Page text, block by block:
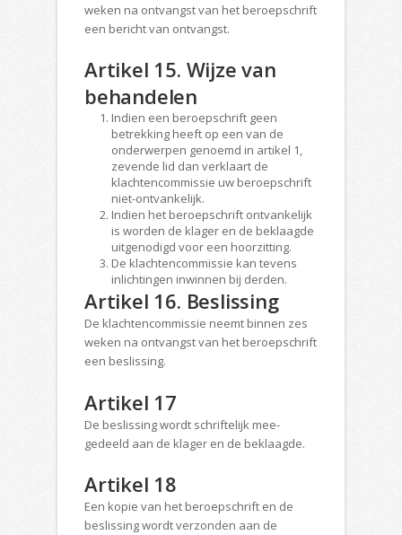
weken na ontvangst van het beroepschrift
een bericht van ontvangst.
Artikel 15. Wijze van
behandelen
Indien een beroepschrift geen
betrekking heeft op een van de
onderwerpen genoemd in artikel 1,
zevende lid dan verklaart de
klachtencommissie uw beroepschrift
niet-ontvankelijk.
Indien het beroepschrift ontvankelijk
is worden de klager en de beklaagde
uitgenodigd voor een hoorzitting.
De klachtencommissie kan tevens
inlichtingen inwinnen bij derden.
Artikel 16. Beslissing
De klachtencommissie neemt binnen zes
weken na ontvangst van het beroepschrift
een beslissing.
Artikel 17
De beslissing wordt schriftelijk mee-
gedeeld aan de klager en de beklaagde.
Artikel 18
Een kopie van het beroepschrift en de
beslissing wordt verzonden aan de